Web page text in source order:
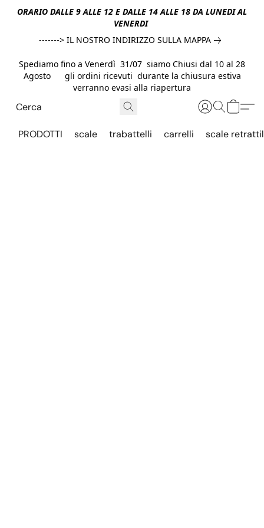
ORARIO DALLE 9 ALLE 12 E DALLE 14 ALLE 18 DA LUNEDI AL
VENERDI
-------> IL NOSTRO INDIRIZZO SULLA MAPPA
Spediamo fino a Venerdì 31/07 siamo Chiusi dal 10 al 28
Agosto gli ordini ricevuti durante la chiusura estiva
verranno evasi alla riapertura
PRODOTTI scale trabattelli carrelli scale